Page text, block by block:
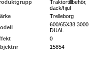
Traktortillbehör,
däck/hjul
Trelleborg
600/65X38 3000
DUAL
0
15854